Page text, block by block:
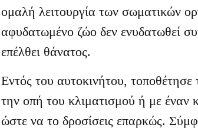
ομαλή λειτουργία των σωματικών
αφυδατωμένο ζώο δεν ενυδατωθεί
επέλθει θάνατος.
Εντός του αυτοκινήτου,
την οπή του κλιματισμού ή με έναν
ώστε να το δροσίσεις επαρκώς.